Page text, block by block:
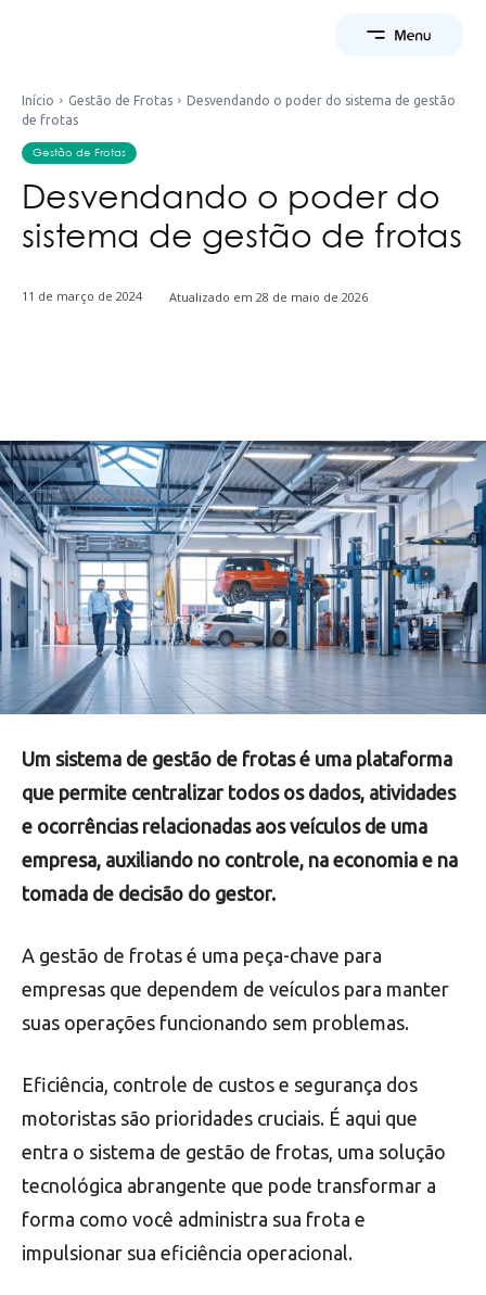
Início Gestão de Frotas
Desvendando o poder do sistema de gestão
de frotas
Gestão de Frotas
Desvendando o poder do
sistema de gestão de frotas
11 de março de 2024 Atualizado em 28 de maio de 2026
Um sistema de gestão de frotas é uma plataforma
que permite centralizar todos os dados, atividades
e ocorrências relacionadas aos veículos de uma
empresa, auxiliando no controle, na economia e na
tomada de decisão do gestor.
A gestão de frotas é uma peça-chave para
empresas que dependem de veículos para manter
suas operações funcionando sem problemas.
Eficiência, controle de custos e segurança dos
motoristas são prioridades cruciais. É aqui que
entra o sistema de gestão de frotas, uma solução
tecnológica abrangente que pode transformar a
forma como você administra sua frota e
impulsionar sua eficiência operacional.